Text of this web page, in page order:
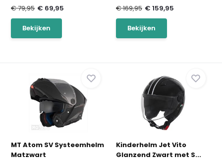
€ 79,95 € 69,95
Bekijken
€ 169,95 € 159,95
Bekijken
MT Atom SV Systeemhelm
Matzwart
Kinderhelm Jet Vito
Glanzend Zwart met S...